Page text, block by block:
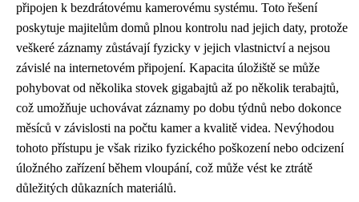
připojen k bezdrátovému kamerovému systému. Toto řešení
poskytuje majitelům domů plnou kontrolu nad jejich daty, protože
veškeré záznamy zůstávají fyzicky v jejich vlastnictví a nejsou
závislé na internetovém připojení. Kapacita úložiště se může
pohybovat od několika stovek gigabajtů až po několik terabajtů,
což umožňuje uchovávat záznamy po dobu týdnů nebo dokonce
měsíců v závislosti na počtu kamer a kvalitě videa. Nevýhodou
tohoto přístupu je však riziko fyzického poškození nebo odcizení
úložného zařízení během vloupání, což může vést ke ztrátě
důležitých důkazních materiálů.